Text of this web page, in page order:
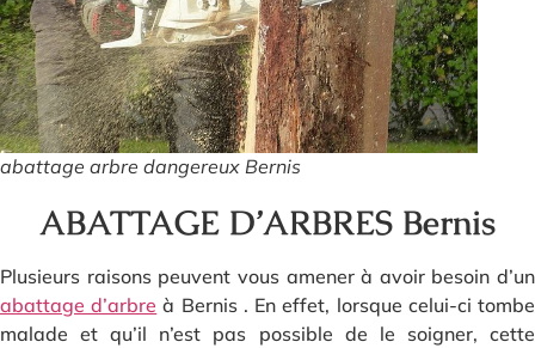
abattage arbre dangereux Bernis
ABATTAGE D’ARBRES Bernis
Plusieurs raisons peuvent vous amener à avoir besoin d’un
abattage d’arbre à Bernis . En effet, lorsque celui-ci tombe
malade et qu’il n’est pas possible de le soigner, cette